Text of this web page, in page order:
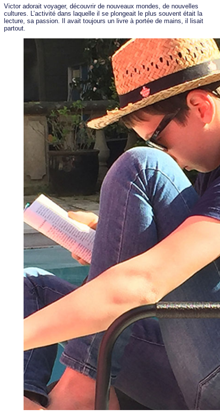
Victor adorait voyager, découvrir de nouveaux mondes, de nouvelles
cultures. L’activité dans laquelle il se plongeait le plus souvent était la
lecture, sa passion. Il avait toujours un livre à portée de mains, il lisait
partout.